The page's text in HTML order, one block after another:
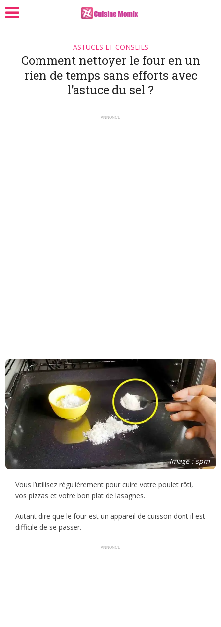
ASTUCES ET CONSEILS
Comment nettoyer le four en un
rien de temps sans efforts avec
l’astuce du sel ?
ANNONCE
Image : spm
Vous l’utilisez régulièrement pour cuire votre poulet rôti,
vos pizzas et votre bon plat de lasagnes.
Autant dire que le four est un appareil de cuisson dont il est
difficile de se passer.
ANNONCE